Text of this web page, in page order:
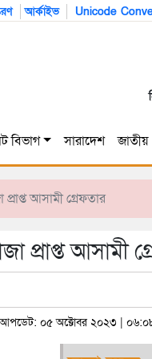
আর্কাইভ Unicode
বিভাগ সারাদেশ জাতীয়
আসামী গ্রেফতার
প্রাপ্ত আসামী
০৫ অক্টোবর ২০২৩ |